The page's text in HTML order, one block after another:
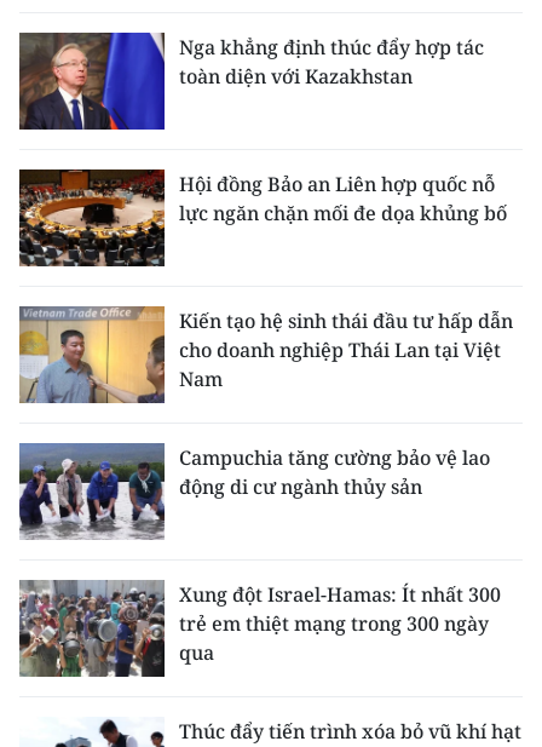
Nga khẳng định thúc đẩy hợp tác
toàn diện với Kazakhstan
Hội đồng Bảo an Liên hợp quốc nỗ
lực ngăn chặn mối đe dọa khủng bố
Kiến tạo hệ sinh thái đầu tư hấp dẫn
cho doanh nghiệp Thái Lan tại Việt
Nam
Campuchia tăng cường bảo vệ lao
động di cư ngành thủy sản
Xung đột Israel-Hamas: Ít nhất 300
trẻ em thiệt mạng trong 300 ngày
qua
Thúc đẩy tiến trình xóa bỏ vũ khí hạt